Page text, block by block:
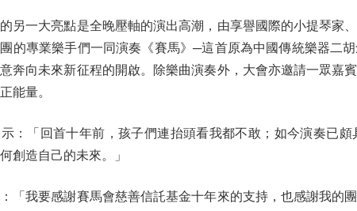
一大亮點是全晚壓軸的演出高潮，由享譽國際的小提琴家
的專業樂手們一同演奏《賽馬》─這首原為中國傳統樂器二
奔向未來新征程的開啟。除樂曲演奏外，大會亦邀請一眾嘉
能量。
「回首十年前，孩子們連抬頭看我都不敢；如今演奏已頗
創造自己的未來。」
我要感謝賽馬會慈善信託基金十年來的支持，也感謝我的